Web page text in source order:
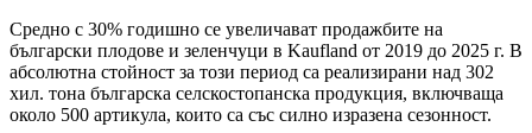
Средно с 30% годишно се увеличават продажбите на
български плодове и зеленчуци в Kaufland от 2019 до 2025 г. В
абсолютна стойност за този период са реализирани над 302
хил. тона българска селскостопанска продукция, включваща
около 500 артикула, които са със силно изразена сезонност.